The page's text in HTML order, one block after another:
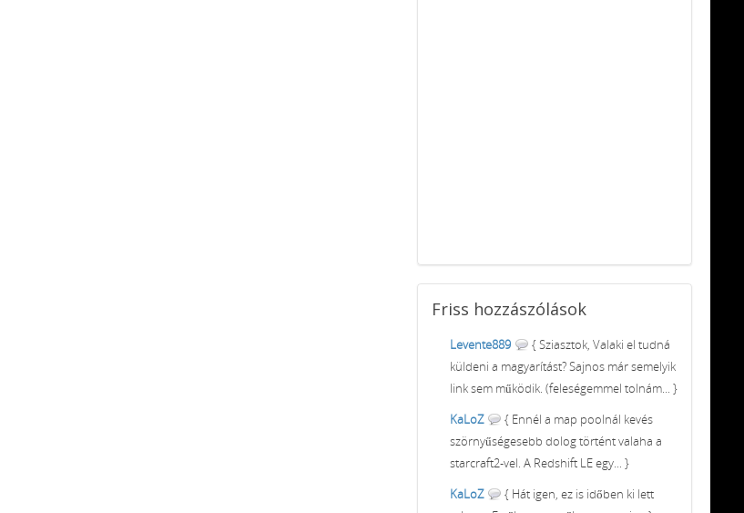
Friss hozzászólások
Levente889
{ Sziasztok, Valaki el tudná
küldeni a magyarítást? Sajnos már semelyik
link sem működik. (feleségemmel tolnám... }
KaLoZ
{ Ennél a map poolnál kevés
szörnyűségesebb dolog történt valaha a
starcraft2-vel. A Redshift LE egy... }
KaLoZ
{ Hát igen, ez is időben ki lett